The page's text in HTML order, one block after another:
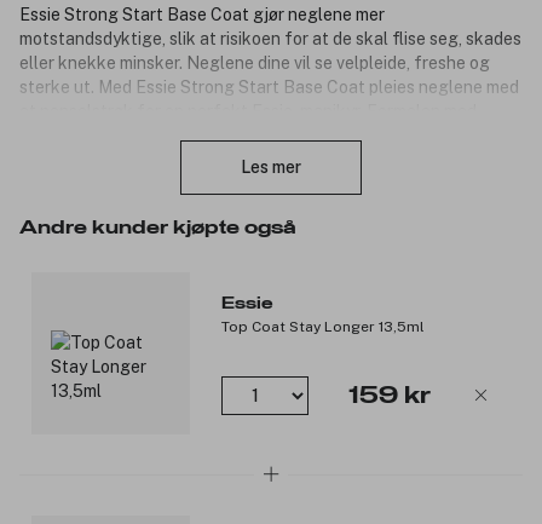
Essie Strong Start Base Coat gjør neglene mer
motstandsdyktige, slik at risikoen for at de skal flise seg, skades
eller knekke minsker. Neglene dine vil se velpleide, freshe og
sterke ut. Med Essie Strong Start Base Coat pleies neglene med
*Inneholder ingen animalske ingredienser eller biprodukter.
Les mer
Andre kunder kjøpte også
Essie
Top Coat Stay Longer 13,5ml
159 kr